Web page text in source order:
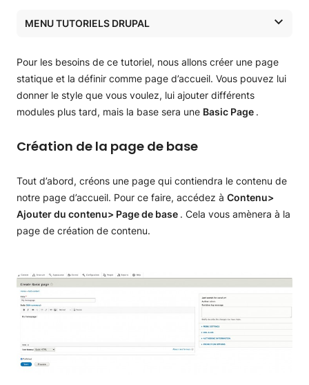
MENU TUTORIELS DRUPAL
Tutoriels Drupal
Installation de Drupal
Rechercher et installer un thème
Créez la page d’accueil de votre site web
Ajouter et gérer un blog dans Drupal
Ajouter une page Contactez-nous
Liez vos profils sociaux
Pour les besoins de ce tutoriel, nous allons créer une page
statique et la définir comme page d’accueil. Vous pouvez lui
donner le style que vous voulez, lui ajouter différents
modules plus tard, mais la base sera une Basic Page .
Création de la page de base
Tout d’abord, créons une page qui contiendra le contenu de
notre page d’accueil. Pour ce faire, accédez à Contenu>
Ajouter du contenu> Page de base . Cela vous amènera à la
page de création de contenu.